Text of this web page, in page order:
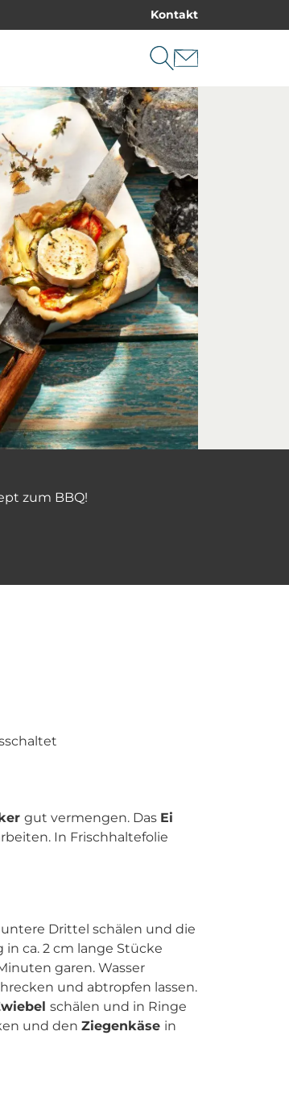
Kontakt
zum BBQ!
gut vermengen. Das Ei
In Frischhaltefolie
untere Drittel schälen und die
in ca. 2 cm lange Stücke
garen. Wasser
und abtropfen lassen.
schälen und in Ringe
und den Ziegenkäse in